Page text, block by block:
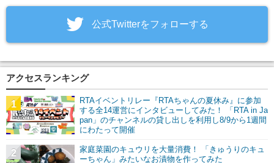
‎公式Twitterをフォローする
アクセスランキング
RTAイベントリレー『RTAちゃんの夏休み』に参加
する全14運営にインタビューしてみた！ 「RTA in Ja
pan」のチャンネルの貸し出しを利用し8/9から1週間
にわたって開催
1
家庭菜園のキュウリを大量消費！ 「きゅうりのキュ
ーちゃん」みたいなお漬物を作ってみた
2